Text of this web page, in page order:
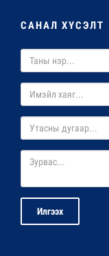
САНАЛ ХҮСЭЛТ
Илгээх